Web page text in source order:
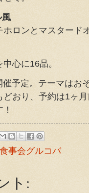
風
ロンとマスタード
心に16品。
予定。テーマはお
どおり、予約は1ヶ
事会グルコバ
ト: